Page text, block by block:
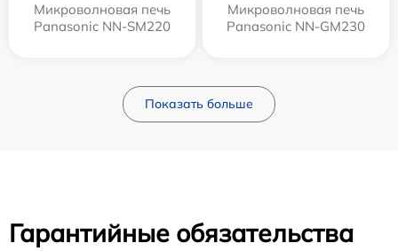
Микроволновая печь
Panasonic NN-SM220
Микроволновая печь
Panasonic NN-GM230
Показать больше
Гарантийные обязательства